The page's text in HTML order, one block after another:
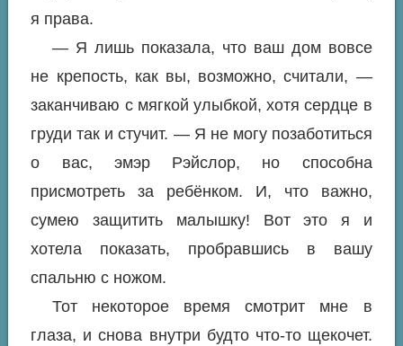
я права.
— Я лишь показала, что ваш дом вовсе
не крепость, как вы, возможно, считали, —
заканчиваю с мягкой улыбкой, хотя сердце в
груди так и стучит. — Я не могу позаботиться
о вас, эмэр Рэйслор, но способна
присмотреть за ребёнком. И, что важно,
сумею защитить малышку! Вот это я и
хотела показать, пробравшись в вашу
спальню с ножом.
Тот некоторое время смотрит мне в
глаза, и снова внутри будто что-то щекочет.